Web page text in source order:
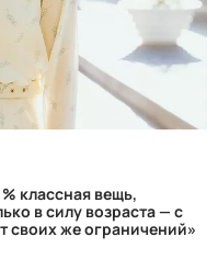
классная вещь,
в силу возраста — с
своих же ограничений»